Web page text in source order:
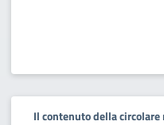
Il contenuto della